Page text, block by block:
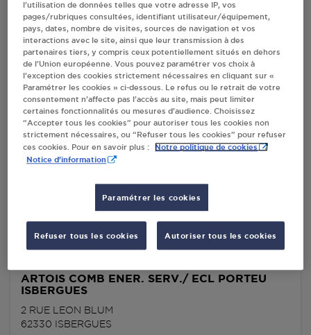
Villes
PROXI AHMMAD ISBERGUES
3C PLACE EMILE BASLY
62330ISBERGUES
S'Y RENDRE
CARREFOUR MARKET MFL ISBERGUES
RUE DE L'EGLISE BERGUETTE
ISBERGUES
S'Y RENDRE
ARTOIS COMB ENER. SERV./ ECL PORTEU
ISBERGUES
2 RUE LEON BLUM
62330 ISBERGUES
l’utilisation de données telles que votre adresse IP, vos
pages/rubriques consultées, identifiant utilisateur/équipement,
pays, dates, nombre de visites, sources de navigation et vos
interactions avec le site, ainsi que leur transmission à des
partenaires tiers, y compris ceux potentiellement situés en dehors
de l’Union européenne. Vous pouvez paramétrer vos choix à
l’exception des cookies strictement nécessaires en cliquant sur «
Paramétrer les cookies » ci-dessous. Le refus ou le retrait de votre
consentement n’affecte pas l’accès au site, mais peut limiter
certaines fonctionnalités ou mesures d’audience. Choisissez
“Accepter tous les cookies” pour autoriser tous les cookies non
strictement nécessaires, ou “Refuser tous les cookies” pour refuser
ces cookies. Pour en savoir plus :
Notre politique de cookies
Notice d'information
Paramétrer les cookies
Refuser tous les cookies Autoriser tous les cookies